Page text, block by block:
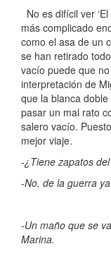
No es difícil ver
más complicado
como el asa de un
se han retirado
vacío puede que
interpretación de
que la blanca
pasar un mal rato
salero vacío.
mejor viaje.
-¿Tiene zapatos
-No, de la guerra
-Un maño que se
Marina.